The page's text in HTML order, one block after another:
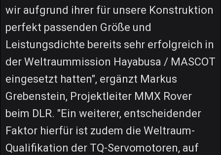
wir aufgrund ihrer für unsere Konstruktion
perfekt passenden Größe und
Leistungsdichte bereits sehr erfolgreich in
der Weltraummission Hayabusa / MASCOT
eingesetzt hatten", ergänzt Markus
Grebenstein, Projektleiter MMX Rover
beim DLR. "Ein weiterer, entscheidender
Faktor hierfür ist zudem die Weltraum-
Qualifikation der TQ-Servomotoren, auf